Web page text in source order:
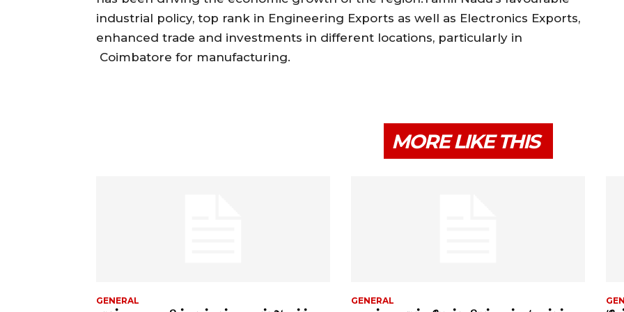
industrial policy, top rank in Engineering Exports as well as Electronics Exports,
enhanced trade and investments in different locations, particularly in
Coimbatore for manufacturing.
MORE LIKE THIS
GENERAL GENERAL